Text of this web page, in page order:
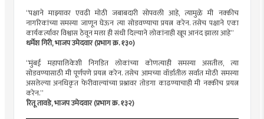
“पक्षाने माझ्यावर एवढी मोठी जबाबदारी सोपवली आहे, त्यामुळे मी नक्कीच
नागरिकांच्या समस्या जाणून घेऊन त्या सोडवण्याचा प्रयत्न करेन. तसेच पक्षाने एका
कार्यकर्त्यावर विश्वास ठेवून मला ही संधी दिल्याने लोकांनाही खूप आनंद झाला आहे”
धर्मेश गिरी, भाजप उमेदवार (प्रभाग क्र. १३०)
“मुंबई महापालिकेशी निगडित लोकांच्या कोणत्याही समस्या असतील, त्या
सोडवण्यासाठी मी पूर्णपणे प्रयत्न करेन. तसेच आमच्या वॉर्डातील सर्वात मोठी समस्या
असलेल्या अनधिकृत फेरीवाल्यांच्या प्रश्नावर तोडगा काढण्याचाही मी नक्कीच प्रयत्न
करेन.”
रितू तावडे, भाजप उमेदवार (प्रभाग क्र. १३२)